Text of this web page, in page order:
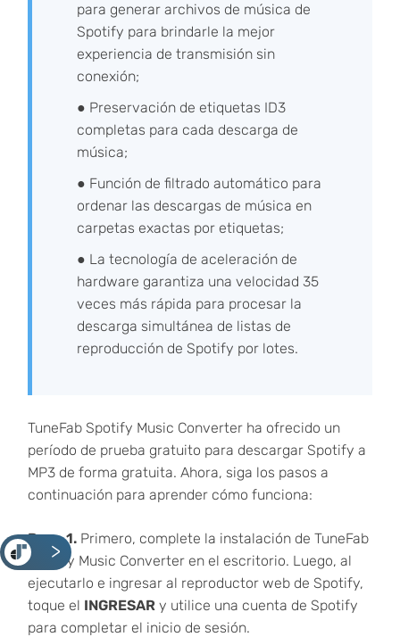
<
para generar archivos de música de
Spotify para brindarle la mejor
experiencia de transmisión sin
conexión;
● Preservación de etiquetas ID3
completas para cada descarga de
música;
● Función de filtrado automático para
ordenar las descargas de música en
carpetas exactas por etiquetas;
● La tecnología de aceleración de
hardware garantiza una velocidad 35
veces más rápida para procesar la
descarga simultánea de listas de
reproducción de Spotify por lotes.
TuneFab Spotify Music Converter ha ofrecido un
período de prueba gratuito para descargar Spotify a
MP3 de forma gratuita. Ahora, siga los pasos a
continuación para aprender cómo funciona:
Paso 1.Primero, complete la instalación de TuneFab
Spotify Music Converter en el escritorio. Luego, al
ejecutarlo e ingresar al reproductor web de Spotify,
toque el INGRESARy utilice una cuenta de Spotify
para completar el inicio de sesión.